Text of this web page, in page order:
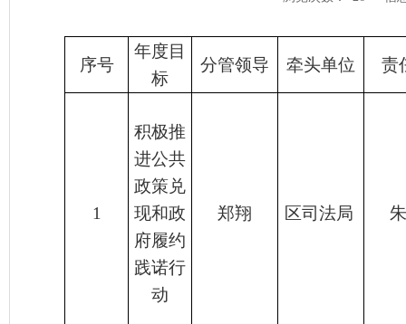
序号
年度目
标
分管领导 牵头单位 责
1
积极推
进公共
政策兑
现和政
府履约
践诺行
动
郑翔 区司法局